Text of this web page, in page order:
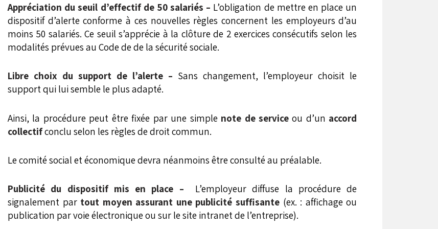
Appréciation du seuil d’effectif de 50 salariés – L’obligation de mettre en place un
dispositif d’alerte conforme à ces nouvelles règles concernent les employeurs d’au
moins 50 salariés. Ce seuil s’apprécie à la clôture de 2 exercices consécutifs selon les
modalités prévues au Code de de la sécurité sociale.
Libre choix du support de l’alerte – Sans changement, l’employeur choisit le
support qui lui semble le plus adapté.
Ainsi, la procédure peut être fixée par une simple note de serviceou d’un accord
collectifconclu selon les règles de droit commun.
Le comité social et économique devra néanmoins être consulté au préalable.
Publicité du dispositif mis en place – L’employeur diffuse la procédure de
signalement par tout moyen assurant une publicité suffisante (ex. : affichage ou
publication par voie électronique ou sur le site intranet de l’entreprise).